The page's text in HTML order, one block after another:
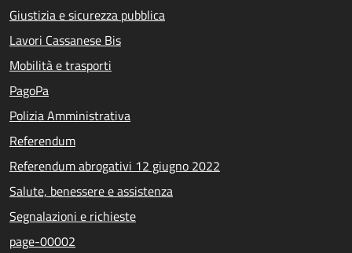
Giustizia e sicurezza pubblica
Lavori Cassanese Bis
Mobilità e trasporti
PagoPa
Polizia Amministrativa
Referendum
Referendum abrogativi 12 giugno 2022
Salute, benessere e assistenza
Segnalazioni e richieste
page-00002